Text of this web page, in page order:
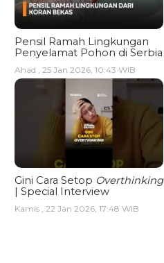
Pensil Ramah Lingkungan
Penyelamat Pohon di Serbia
Ahad , 25 Jan 2026, 10:43 WIB
Gini Cara Setop Overthinking
| Special Interview
Kamis , 22 Jan 2026, 17:48 WIB